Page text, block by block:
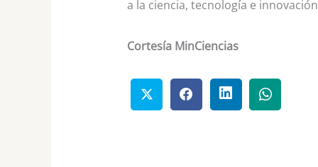
a la ciencia, tecnología e
Cortesía MinCiencias